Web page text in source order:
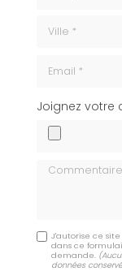
cv
Joignez votre
Commentaire
J'autorise ce
dans ce
demande.
données